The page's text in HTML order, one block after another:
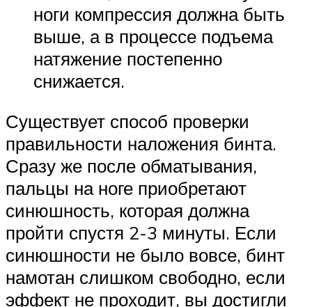
ноги компрессия должна быть
выше, а в процессе подъема
натяжение постепенно
снижается.
Существует способ проверки
правильности наложения бинта.
Сразу же после обматывания,
пальцы на ноге приобретают
синюшность, которая должна
пройти спустя 2-3 минуты. Если
синюшности не было вовсе, бинт
намотан слишком свободно, если
эффект не проходит, вы достигли